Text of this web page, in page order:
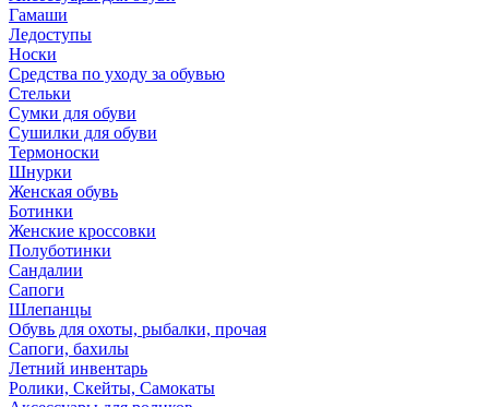
Гамаши
Ледоступы
Носки
Средства по уходу за обувью
Стельки
Сумки для обуви
Сушилки для обуви
Термоноски
Шнурки
Женская обувь
Ботинки
Женские кроссовки
Полуботинки
Сандалии
Сапоги
Шлепанцы
Обувь для охоты, рыбалки, прочая
Сапоги, бахилы
Летний инвентарь
Ролики, Скейты, Самокаты